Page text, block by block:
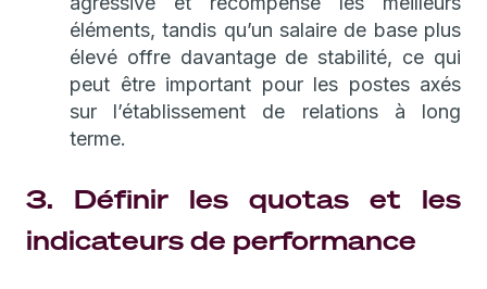
éléments, tandis qu’un salaire de base plus
élevé offre davantage de stabilité, ce qui
peut être important pour les postes axés
sur l’établissement de relations à long
terme.
3. Définir les quotas et les
indicateurs de performance